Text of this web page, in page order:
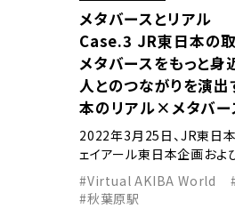
メタバースとリアル
Case.3 JR東日本の
メタバースをもっと
人とのつながりを演
本のリアル×メタバー
2022年3月25日、JR東日
ェイアール東日本企画お
#Virtual AKIBA World
#秋葉原駅